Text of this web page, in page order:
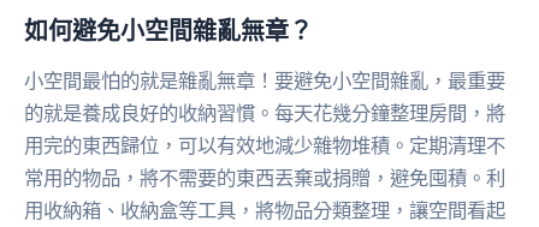
如何避免小空間雜亂無章？
小空間最怕的就是雜亂無章！要避免小空間雜亂，最重要
的就是養成良好的收納習慣。每天花幾分鐘整理房間，將
用完的東西歸位，可以有效地減少雜物堆積。定期清理不
常用的物品，將不需要的東西丟棄或捐贈，避免囤積。利
用收納箱、收納盒等工具，將物品分類整理，讓空間看起